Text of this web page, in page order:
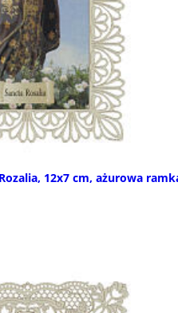
12x7 cm, ażurowa